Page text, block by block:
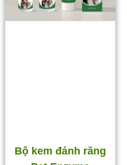
Bộ kem đánh răng